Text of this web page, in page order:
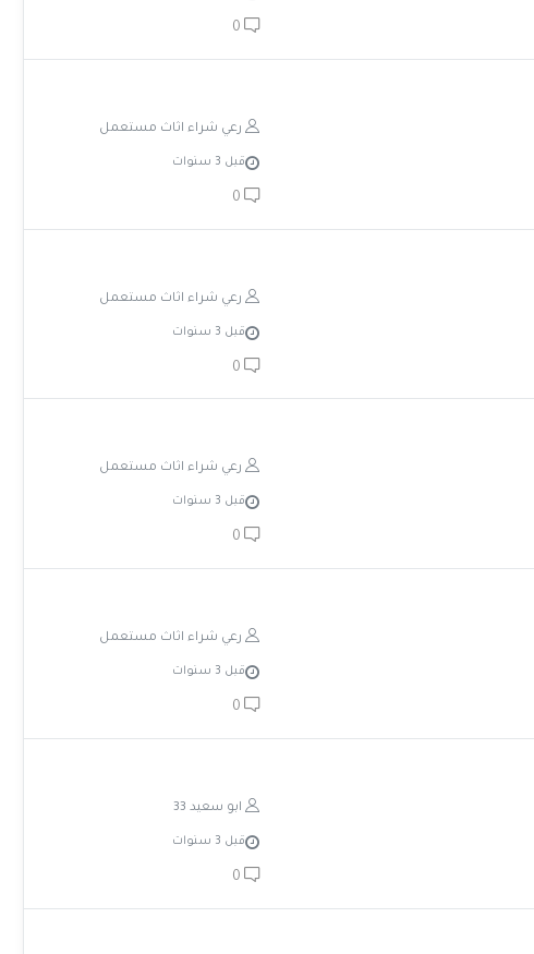
0
رعي شراء اثاث مستعمل
قبل 3 سنوات
0
رعي شراء اثاث مستعمل
قبل 3 سنوات
0
رعي شراء اثاث مستعمل
قبل 3 سنوات
0
رعي شراء اثاث مستعمل
قبل 3 سنوات
0
ابو سعيد 33
قبل 3 سنوات
0